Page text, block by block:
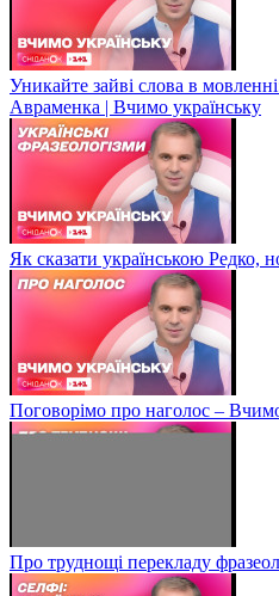
Уникайте зайві слова в
Авраменка | Вчимо українську
Як сказати українською Редко,
Поговорімо про наголос –
Про труднощі перекладу